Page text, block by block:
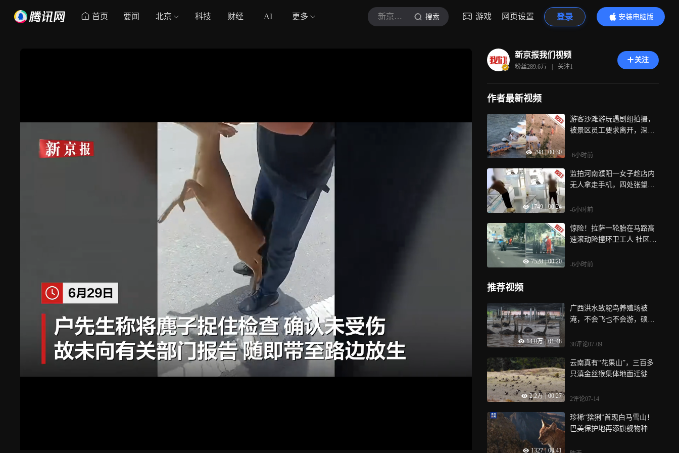
首页 要闻 北京 科技 财经 AI 更多 新京报我们视频 搜索 游戏 网页设置 登录
安装电脑版
内容更精彩
新京报我们视频
粉丝289.6万 | 关注1
关注
作者最新视频
798 | 00:30
游客沙滩游玩遇剧组拍摄，
被景区员工要求离开，深圳
-6小时前
1749 00:24
监拍河南濮阳一女子趁店内
无人拿走手机，四处张望后
-6小时前
7528 | 00:20
惊险！拉萨一轮胎在马路高
速滚动险撞环卫工人 社区：
-6小时前
推荐视频
14.0万 | 01:48
广西洪水致鸵鸟养殖场被
淹，不会飞也不会游，硕大
38评论07-09
2.2万 | 00:27
云南真有“花果山”，三百多
只滇金丝猴集体地面迁徙
2评论07-14
1327 | 00:41
珍稀“猞猁”首现白马雪山！
巴美保护地再添旗舰物种